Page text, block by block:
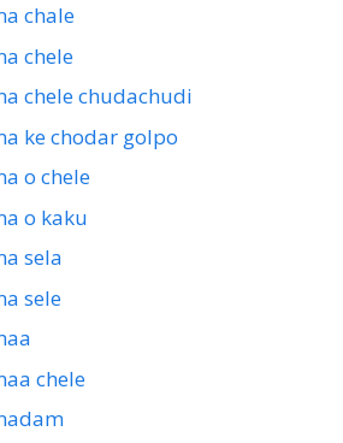
chale
chele
chele chudachudi
ke chodar golpo
o chele
o kaku
sela
sele
chele